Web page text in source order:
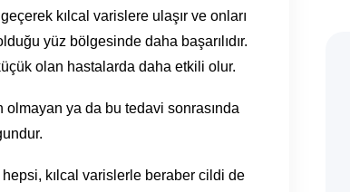
kılcal varislere ulaşır ve onları
yüz bölgesinde daha başarılıdır.
olan hastalarda daha etkili olur.
ya da bu tedavi sonrasında
kılcal varislerle beraber cildi de